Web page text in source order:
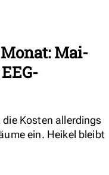
Mai-
Kosten allerdings
ein. Heikel bleibt